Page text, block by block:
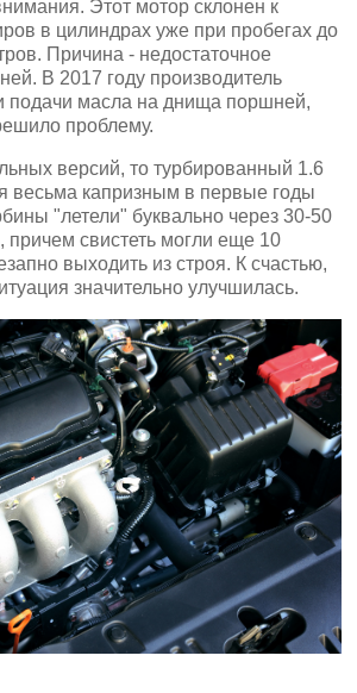
Этот мотор склонен к
в цилиндрах уже при пробегах до
Причина - недостаточное
В 2017 году производитель
подачи масла на днища поршней,
проблему.
версий, то турбированный 1.6
весьма капризным в первые годы
"летели" буквально через 30-50
причем свистеть могли еще 10
выходить из строя. К счастью,
значительно улучшилась.